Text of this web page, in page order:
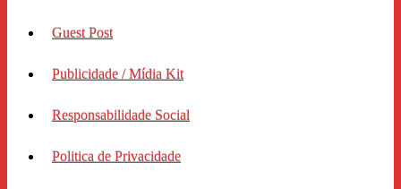
Guest Post
Publicidade / Mídia Kit
Responsabilidade Social
Politica de Privacidade